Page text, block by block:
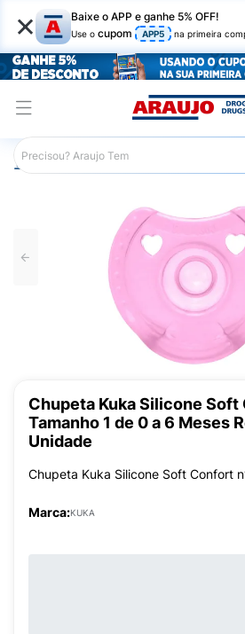
× Baixe o APP e ganhe 5% OFF!
Use o cupom APP5 na primeira
Araujo Infantil
Chupeta Kuka Silicone
Tamanho 1 de 0 a 6 Meses
Unidade
Chupeta Kuka Silicone Soft Confort
Marca:KUKA